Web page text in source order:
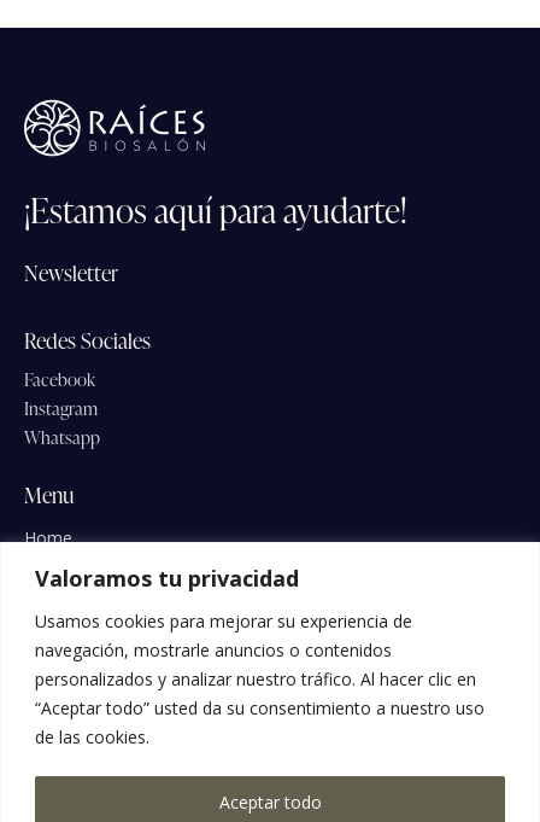
Valoramos tu privacidad
Usamos cookies para mejorar su experiencia de
navegación, mostrarle anuncios o contenidos
personalizados y analizar nuestro tráfico. Al hacer clic en
“Aceptar todo” usted da su consentimiento a nuestro uso
de las cookies.
Aceptar todo
¡Estamosaquíparaayudarte!
Newsletter
Redes Sociales
Facebook
Instagram
Whatsapp
Menu
Home
Conócenos
Secretos del Agua
Preguntas Frecuentes
Blog
Contacto